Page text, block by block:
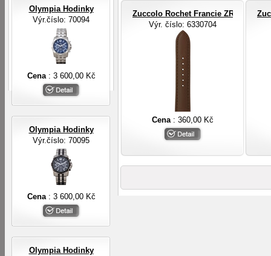
Zuccolo Rochet Francie ZRC
Výr. číslo: 6330704
Cena : 360,00 Kč
Olympia Hodinky
Výr.číslo: 70094
Cena : 3 600,00 Kč
Olympia Hodinky
Výr.číslo: 70095
Cena : 3 600,00 Kč
Olympia Hodinky